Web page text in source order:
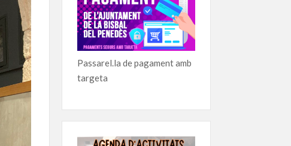
Passarel.la de pagament amb
targeta